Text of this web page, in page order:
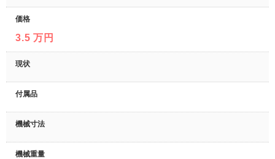
価格
3.5 万円
現状
付属品
機械寸法
機械重量